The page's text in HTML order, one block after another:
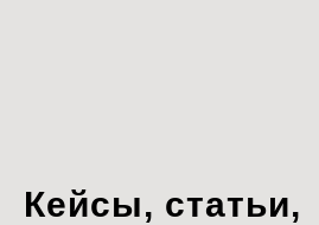
Кейсы, статьи,